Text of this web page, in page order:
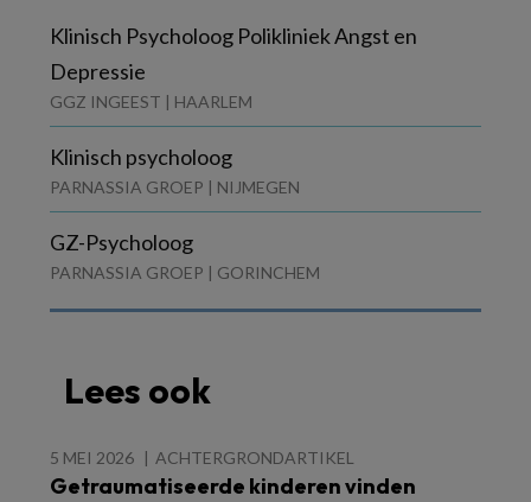
Klinisch Psycholoog Polikliniek Angst en
Depressie
GGZ INGEEST | HAARLEM
Klinisch psycholoog
PARNASSIA GROEP | NIJMEGEN
GZ-Psycholoog
PARNASSIA GROEP | GORINCHEM
Lees ook
5 MEI 2026 ACHTERGRONDARTIKEL
Getraumatiseerde kinderen vinden